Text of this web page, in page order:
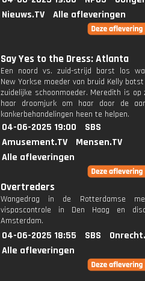
Nieuws.TV
Alle afleveringen
Say Yes to the Dress: Atlanta
Een noord vs. zuid-strijd barst los
New Yorkse moeder van bruid Kelly
zuidelijke schoonmoeder. Meredith is op
haar droomjurk om haar door de
kankerbehandelingen heen te helpen.
04-06-2025 19:00
SBS
Amusement.TV
Mensen.TV
Alle afleveringen
Overtreders
Wangedrag in de Rotterdamse
vispascontrole in Den Haag en
Amsterdam.
04-06-2025 18:55 SBS
Alle afleveringen